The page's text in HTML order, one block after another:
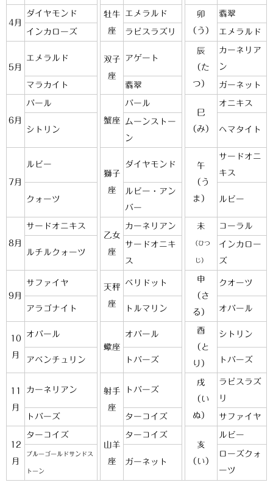
4月
ダイヤモンド
牡牛
座
エメラルド
卯
（う）
翡翠
インカローズ ラピスラズリ エメラルド
5月
エメラルド
双子
座
アゲート
辰
（た
つ）
カーネリア
ン
マラカイト 翡翠 ガーネット
6月
パール
蟹座
パール
巳
（み）
オニキス
シトリン
ムーンストー
ン
ヘマタイト
7月
ルビー
獅子
座
ダイヤモンド
午
（う
ま）
サードオニ
キス
クォーツ
ルビー・アン
バー
ルビー
8月
サードオニキス
乙女
座
カーネリアン 未
（ひつ
じ）
コーラル
ルチルクォーツ
サードオニキ
ス
インカロー
ズ
9月
サファイヤ
天秤
座
ペリドット
申
（さ
る）
クオーツ
アラゴナイト トルマリン オパール
10
月
オパール
蠍座
オパール
酉
（と
り）
シトリン
アベンチュリン トパーズ トパーズ
11
月
カーネリアン
射手
座
トパーズ
戌
（い
ぬ）
ラピスラズ
リ
トパーズ ターコイズ サファイヤ
12
月
ターコイズ
山羊
座
ターコイズ
亥
（い）
ルビー
ブルーゴールドサンドス
トーン
ガーネット
ローズクォ
ーツ